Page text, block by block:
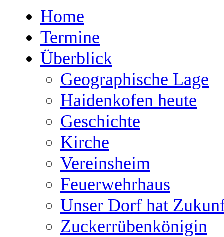
Home
Termine
Überblick
Geographische Lage
Haidenkofen heute
Geschichte
Kirche
Vereinsheim
Feuerwehrhaus
Unser Dorf hat
Zuckerrübenkönigin